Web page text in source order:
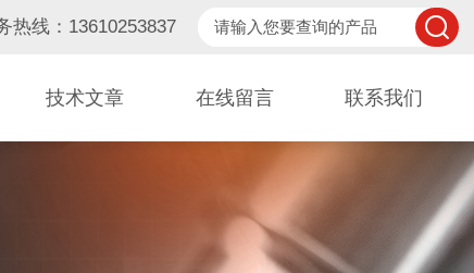
热线：13610253837
技术文章 在线留言 联系我们